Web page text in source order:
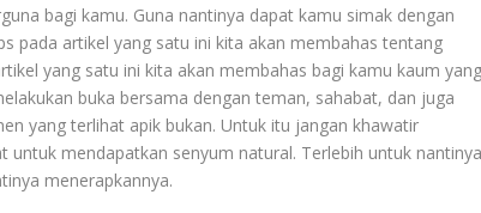
bagi kamu. Guna nantinya dapat kamu simak dengan
pada artikel yang satu ini kita akan membahas tentang
yang satu ini kita akan membahas bagi kamu kaum
buka bersama dengan teman, sahabat, dan juga
yang terlihat apik bukan. Untuk itu jangan khawatir
untuk mendapatkan senyum natural. Terlebih untuk
menerapkannya.